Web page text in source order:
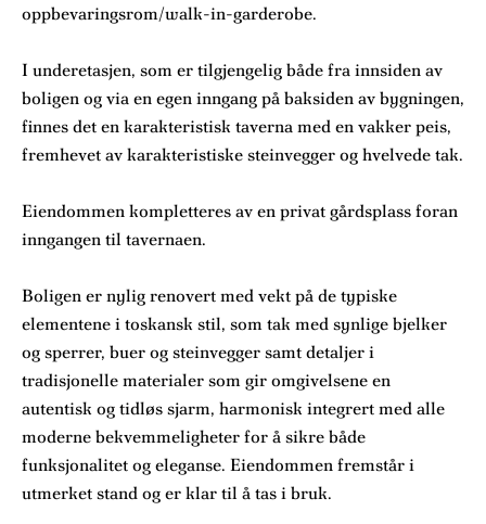
oppbevaringsrom/walk-in-garderobe.
I underetasjen, som er tilgjengelig både fra innsiden av
boligen og via en egen inngang på baksiden av bygningen,
finnes det en karakteristisk taverna med en vakker peis,
fremhevet av karakteristiske steinvegger og hvelvede tak.
Eiendommen kompletteres av en privat gårdsplass foran
inngangen til tavernaen.
Boligen er nylig renovert med vekt på de typiske
elementene i toskansk stil, som tak med synlige bjelker
og sperrer, buer og steinvegger samt detaljer i
tradisjonelle materialer som gir omgivelsene en
autentisk og tidløs sjarm, harmonisk integrert med alle
moderne bekvemmeligheter for å sikre både
funksjonalitet og eleganse. Eiendommen fremstår i
utmerket stand og er klar til å tas i bruk.